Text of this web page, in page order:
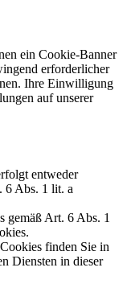
ein Cookie-Banner
erforderlicher
Ihre Einwilligung
auf unserer
entweder
6 Abs. 1 lit. a
gemäß Art. 6 Abs. 1
finden Sie in
Diensten in dieser